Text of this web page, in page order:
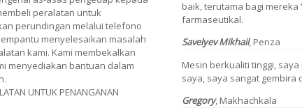
peralatan untuk
perundingan melalui telefono
menyelesaikan masalah
kami. Kami membekalkan
menyediakan bantuan dalam
UNTUK PENANGANAN
baik, terutama bagi
farmaseutikal.
Savelyev Mikhail, Penza
Mesin berkualiti tinggi,
saya, saya sangat gembira
Gregory, Makhachkala